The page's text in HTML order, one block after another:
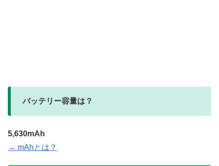
バッテリー容量は？
5,630mAh
→ mAhとは？